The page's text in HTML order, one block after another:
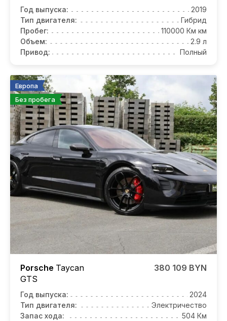
Год выпуска:
2019
Тип двигателя:
Гибрид
Пробег:
110000 Км км
Объем:
2.9 л
Привод:
Полный
Европа
Без пробега
Porsche Taycan
GTS
380 109 BYN
Год выпуска:
2024
Тип двигателя:
Электричество
Запас хода:
504 Км